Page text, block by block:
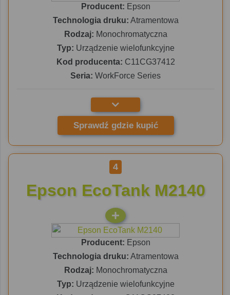
Producent: Epson
Technologia druku: Atramentowa
Rodzaj: Monochromatyczna
Typ: Urządzenie wielofunkcyjne
Kod producenta: C11CG37412
Seria: WorkForce Series
Sprawdź gdzie kupić
4
Epson EcoTank M2140
Producent: Epson
Technologia druku: Atramentowa
Rodzaj: Monochromatyczna
Typ: Urządzenie wielofunkcyjne